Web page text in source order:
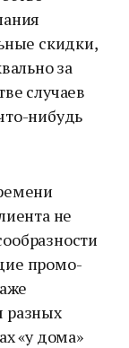
скидки,
за
случаев
нибудь
не
промо-
разных
«у дома»